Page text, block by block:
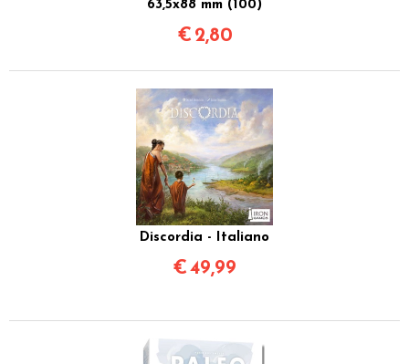
63,5x88 mm (100)
€ 2,80
Discordia - Italiano
€49,99